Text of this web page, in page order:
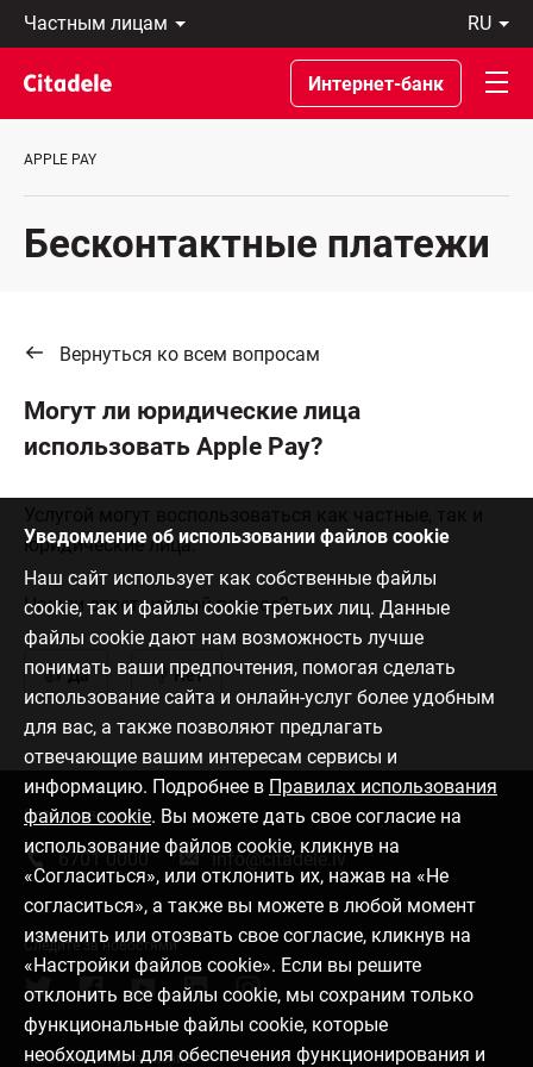
Частным
лицам
Предприятиям
Private
Banking
банке
ru
Latviski
По-
русски
In
Интернет-банк
APPLE PAY
Бесконтактные платежи
Вернуться ко всем вопросам
Могут ли юридические лица
использовать Apple Pay?
юридические лица.
Нашли ответ на свой вопрос?
Да Нет
Уведомление об использовании файлов cookie
Наш сайт использует как собственные файлы
cookie, так и файлы cookie третьих лиц. Данные
файлы cookie дают нам возможность лучше
понимать ваши предпочтения, помогая сделать
использование сайта и онлайн-услуг более удобным
для вас, а также позволяют предлагать
отвечающие вашим интересам сервисы и
информацию. Подробнее в Правилах использования
файлов cookie. Вы можете дать свое согласие на
использование файлов cookie, кликнув на
«Согласиться», или отклонить их, нажав на «Не
согласиться», а также вы можете в любой момент
изменить или отозвать свое согласие, кликнув на
«Настройки файлов cookie». Если вы решите
отклонить все файлы cookie, мы сохраним только
функциональные файлы cookie, которые
необходимы для обеспечения функционирования и
Связаться с нами
6701 0000 info@citadele.lv
Следите за новостями
Установить приложение